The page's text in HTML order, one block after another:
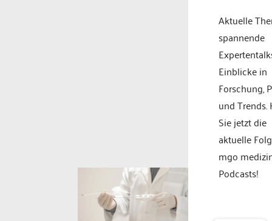
Aktuelle
spannende
Einblicke in
Forschung,
und Trends.
Sie jetzt die
aktuelle
mgo
Podcasts!